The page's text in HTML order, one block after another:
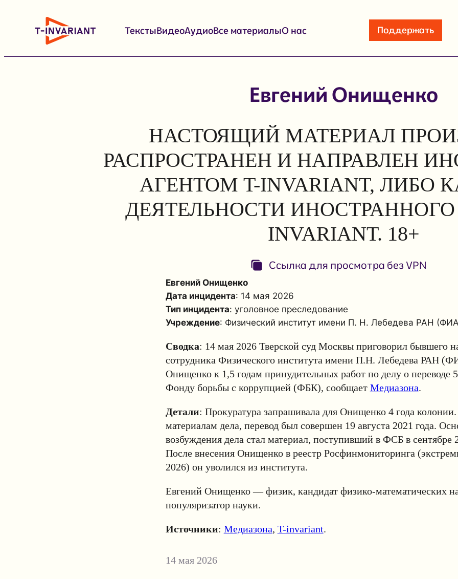
содержимому
ТекстыВидеоАудиоВсе материалыО нас Поддержать
Евгений Онищенко
НАСТОЯЩИЙ МАТЕРИАЛ
РАСПРОСТРАНЕН И НАПРАВЛЕН
АГЕНТОМ T-INVARIANT, ЛИБО
ДЕЯТЕЛЬНОСТИ ИНОСТРАННОГО
INVARIANT. 18+
Ссылка для просмотра без VPN
Евгений Онищенко
Дата инцидента: 14 мая 2026
Тип инцидента: уголовное преследование
Учреждение: Физический институт имени П. Н. Лебедева РАН
Сводка: 14 мая 2026 Тверской суд Москвы приговорил бывшего
сотрудника Физического института имени П.Н. Лебедева РАН
Онищенкок 1,5 годам принудительных работ по делу о переводе
Фонду борьбы с коррупцией (ФБК), сообщает Медиазона.
Детали: Прокуратура запрашивала для Онищенко 4 года
материалам дела, перевод был совершен 19 августа 2021 года.
возбуждения дела стал материал, поступивший в ФСБ в сентябре
После внесения Онищенко в реестр Росфинмониторинга
2026) он уволился из института.
Евгений Онищенко — физик, кандидат физико-математических
популяризатор науки.
Источники: Медиазона, T-invariant.
14 мая 2026